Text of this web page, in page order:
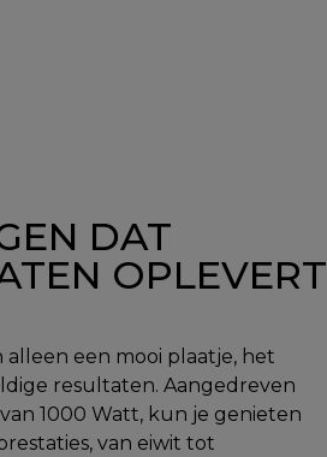
DAT
OPLEVERT
alleen een mooi plaatje, het
resultaten. Aangedreven
1000 Watt, kun je genieten
van eiwit tot